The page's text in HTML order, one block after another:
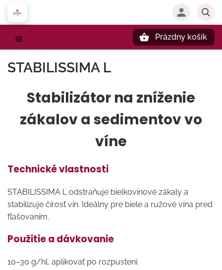
Prázdny košík
STABILISSIMA L
Stabilizátor na zníženie
zákalov a sedimentov vo
víne
Technické vlastnosti
STABILISSIMA L odstraňuje bielkovinové zákaly a
stabilizuje čírosť vín. Ideálny pre biele a ružové vína pred
fľašovaním.
Použitie a dávkovanie
10–30 g/hl, aplikovať po rozpustení.